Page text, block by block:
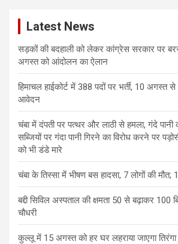
Latest News
सड़कों की बदहाली को लेकर कांग्रेस सरकार पर
अगस्त को आंदोलन का ऐलान
हिमाचल हाईकोर्ट में 388 पदों पर भर्ती, 10
आवेदन
चंबा में दंपती पर पत्थर और लाठी से हमला, गंदे
सब्जियों पर गंदा पानी गिरने का विरोध करने पर
को भी डंडे मारे
चंबा के तिस्सा में भीषण बस हादसा, 7 लोगों की मौत;
बद्दी सिविल अस्पताल की क्षमता 50 से बढ़ाकर 100
चौधरी
कुल्लू में 15 अगस्त को हर घर लहराया जाएगा